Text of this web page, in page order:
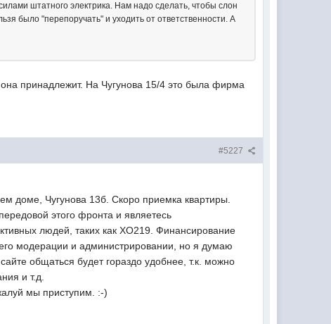
штатного электрика. Нам надо сделать, чтобы слон
было "перепоручать" и уходить от ответственности. А
принадлежит. На Чугунова 15/4 это была фирма
#5227
доме, Чугунова 13б. Скоро приемка квартиры.
этого фронта и являетесь
людей, таких как XO219. Финансирование
модерации и администрировании, но я думаю
общаться будет гораздо удобнее, т.к. можно
и т.д.
мы приступим. :-)